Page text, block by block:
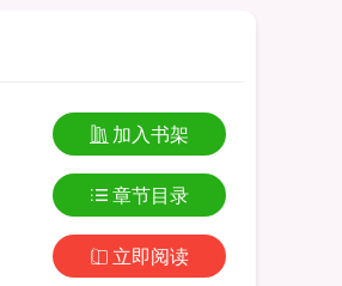
加入书架
章节目录
立即阅读